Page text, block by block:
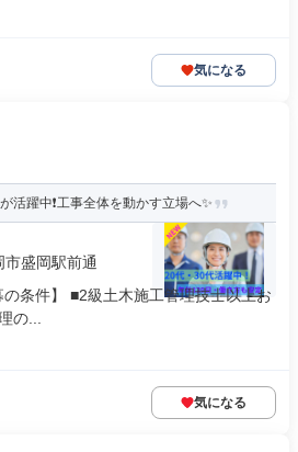
気になる
活躍中❗工事全体を動かす立場へ✨
盛岡駅前通
条件】 ■2級土木施工管理技士以上お
の...
気になる